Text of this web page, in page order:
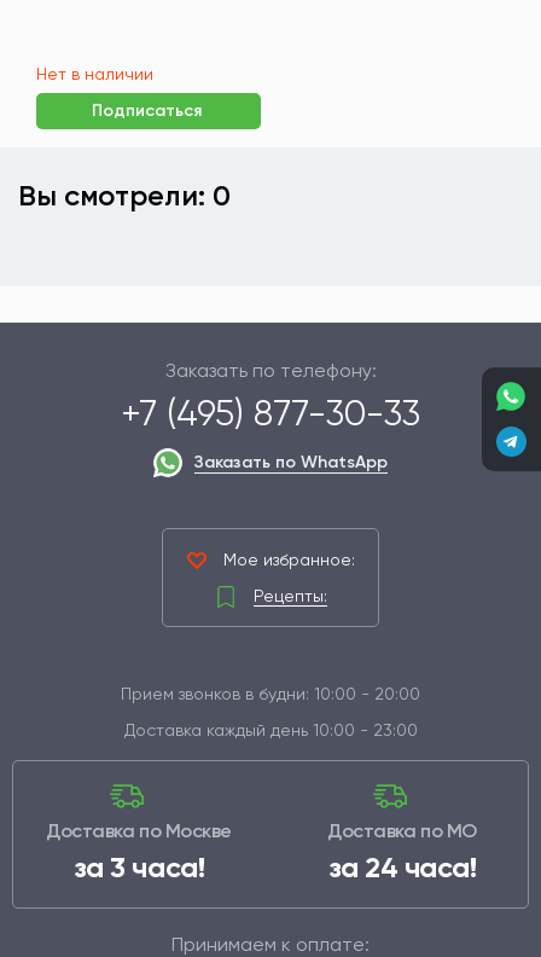
Нет в наличии
Подписаться
Вы смотрели: 0
Заказать по телефону:
+7 (495) 877-30-33
Заказать по WhatsApp
Мое избранное:
Рецепты:
Прием звонков в будни: 10:00 - 20:00
Доставка каждый день 10:00 - 23:00
Доставка по Москве
за 3 часа!
Доставка по МО
за 24 часа!
Принимаем к оплате: